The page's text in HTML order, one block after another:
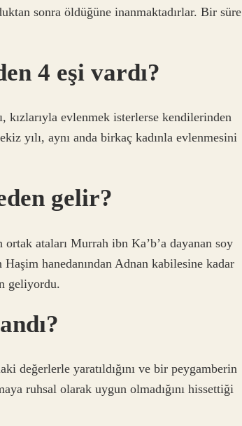
sonra öldüğüne inanmaktadırlar. Bir süre
4 eşi vardı?
kızlarıyla evlenmek isterlerse kendilerinden
yılı, aynı anda birkaç kadınla evlenmesini
gelir?
ataları Murrah ibn Ka’b’a dayanan soy
hanedanından Adnan kabilesine kadar
geliyordu.
değerlerle yaratıldığını ve bir peygamberin
ruhsal olarak uygun olmadığını hissettiği